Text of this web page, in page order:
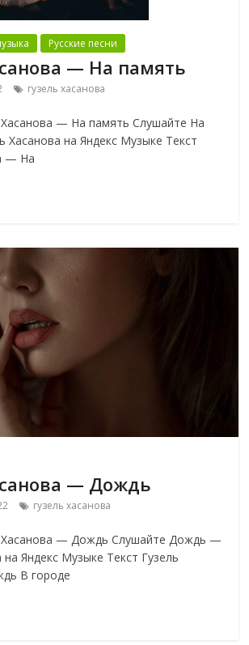
Русские песни
— На память
гузель хасанова
— На память Слушайте На
Хасанова на Яндекс Музыке Текст
— На
— Дождь
гузель хасанова
Хасанова — Дождь Слушайте Дождь —
на Яндекс Музыке Текст Гузель
В городе